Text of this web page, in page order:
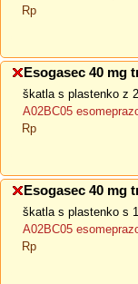
Rp
Esogasec 40 mg
škatla s plastenko z
A02BC05
Rp
Esogasec 40 mg
škatla s plastenko s
A02BC05
Rp